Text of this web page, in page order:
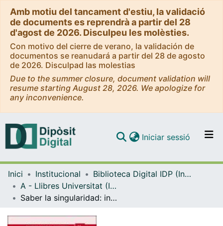
Amb motiu del tancament d'estiu, la validació
de documents es reprendrà a partir del 28
d'agost de 2026. Disculpeu les molèsties.
Con motivo del cierre de verano, la validación de
documentos se reanudará a partir del 28 de agosto
de 2026. Disculpad las molestias
Due to the summer closure, document validation will
resume starting August 28, 2026. We apologize for
any inconvenience.
Navega per tot el DD
Com publicar
Iniciar sessió (current)
Inici Institucional
Biblioteca Digital IDP (Institut de Desenvolupament Professional)
A - Llibres Universitat (IDP, Octaedro)
Saber la singularidad: innovación docente desde los feminismos